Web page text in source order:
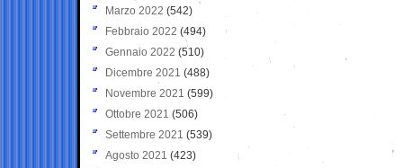
Marzo 2022 (542)
Febbraio 2022 (494)
Gennaio 2022 (510)
Dicembre 2021 (488)
Novembre 2021 (599)
Ottobre 2021 (506)
Settembre 2021 (539)
Agosto 2021 (423)